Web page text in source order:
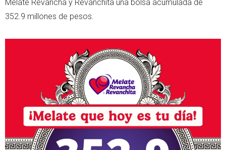
Melate Revancha y Revanchita una bolsa acumulada de
352.9 millones de pesos.